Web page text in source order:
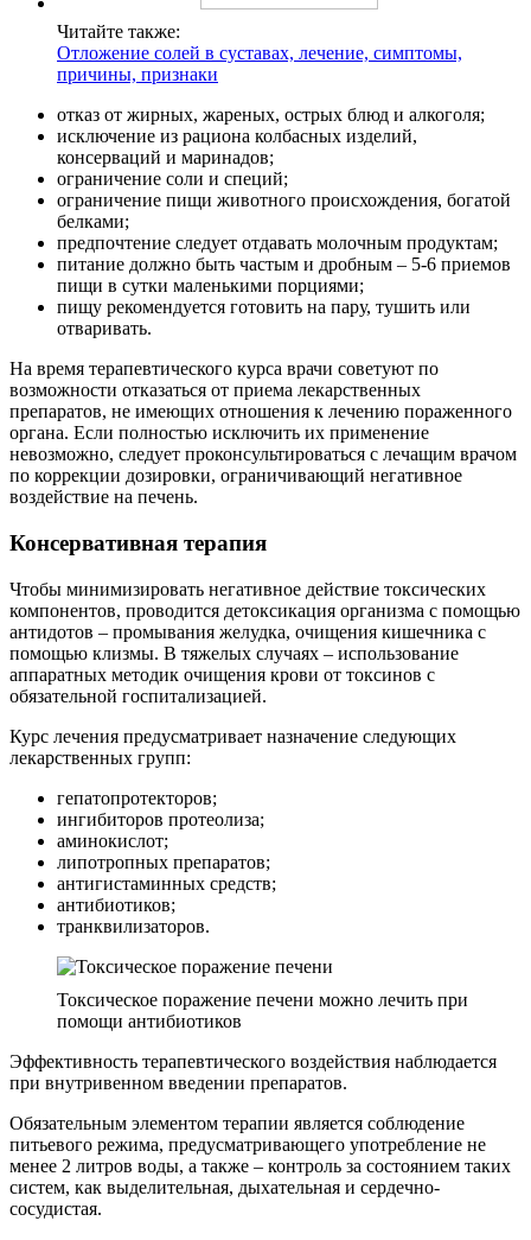
Читайте также:
Отложение солей в суставах, лечение, симптомы,
причины, признаки
отказ от жирных, жареных, острых блюд и алкоголя;
исключение из рациона колбасных изделий,
консерваций и маринадов;
ограничение соли и специй;
ограничение пищи животного происхождения, богатой
белками;
предпочтение следует отдавать молочным продуктам;
питание должно быть частым и дробным – 5-6 приемов
пищи в сутки маленькими порциями;
пищу рекомендуется готовить на пару, тушить или
отваривать.
На время терапевтического курса врачи советуют по
возможности отказаться от приема лекарственных
препаратов, не имеющих отношения к лечению пораженного
органа. Если полностью исключить их применение
невозможно, следует проконсультироваться с лечащим врачом
по коррекции дозировки, ограничивающий негативное
воздействие на печень.
Консервативная терапия
Чтобы минимизировать негативное действие токсических
компонентов, проводится детоксикация организма с помощью
антидотов – промывания желудка, очищения кишечника с
помощью клизмы. В тяжелых случаях – использование
аппаратных методик очищения крови от токсинов с
обязательной госпитализацией.
Курс лечения предусматривает назначение следующих
лекарственных групп:
гепатопротекторов;
ингибиторов протеолиза;
аминокислот;
липотропных препаратов;
антигистаминных средств;
антибиотиков;
транквилизаторов.
Токсическое поражение печени можно лечить при
помощи антибиотиков
Эффективность терапевтического воздействия наблюдается
при внутривенном введении препаратов.
Обязательным элементом терапии является соблюдение
питьевого режима, предусматривающего употребление не
менее 2 литров воды, а также – контроль за состоянием таких
систем, как выделительная, дыхательная и сердечно-
сосудистая.